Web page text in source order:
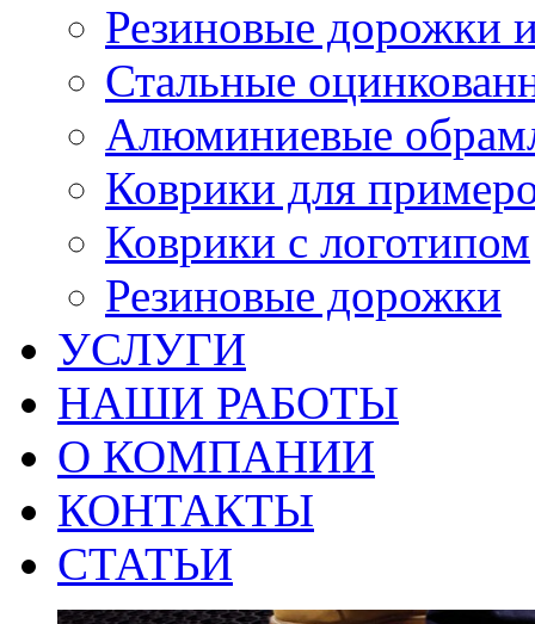
Резиновые дорожки
Стальные
Алюминиевые
Коврики для
Коврики с логотипом
Резиновые дорожки
УСЛУГИ
НАШИ РАБОТЫ
О КОМПАНИИ
КОНТАКТЫ
СТАТЬИ